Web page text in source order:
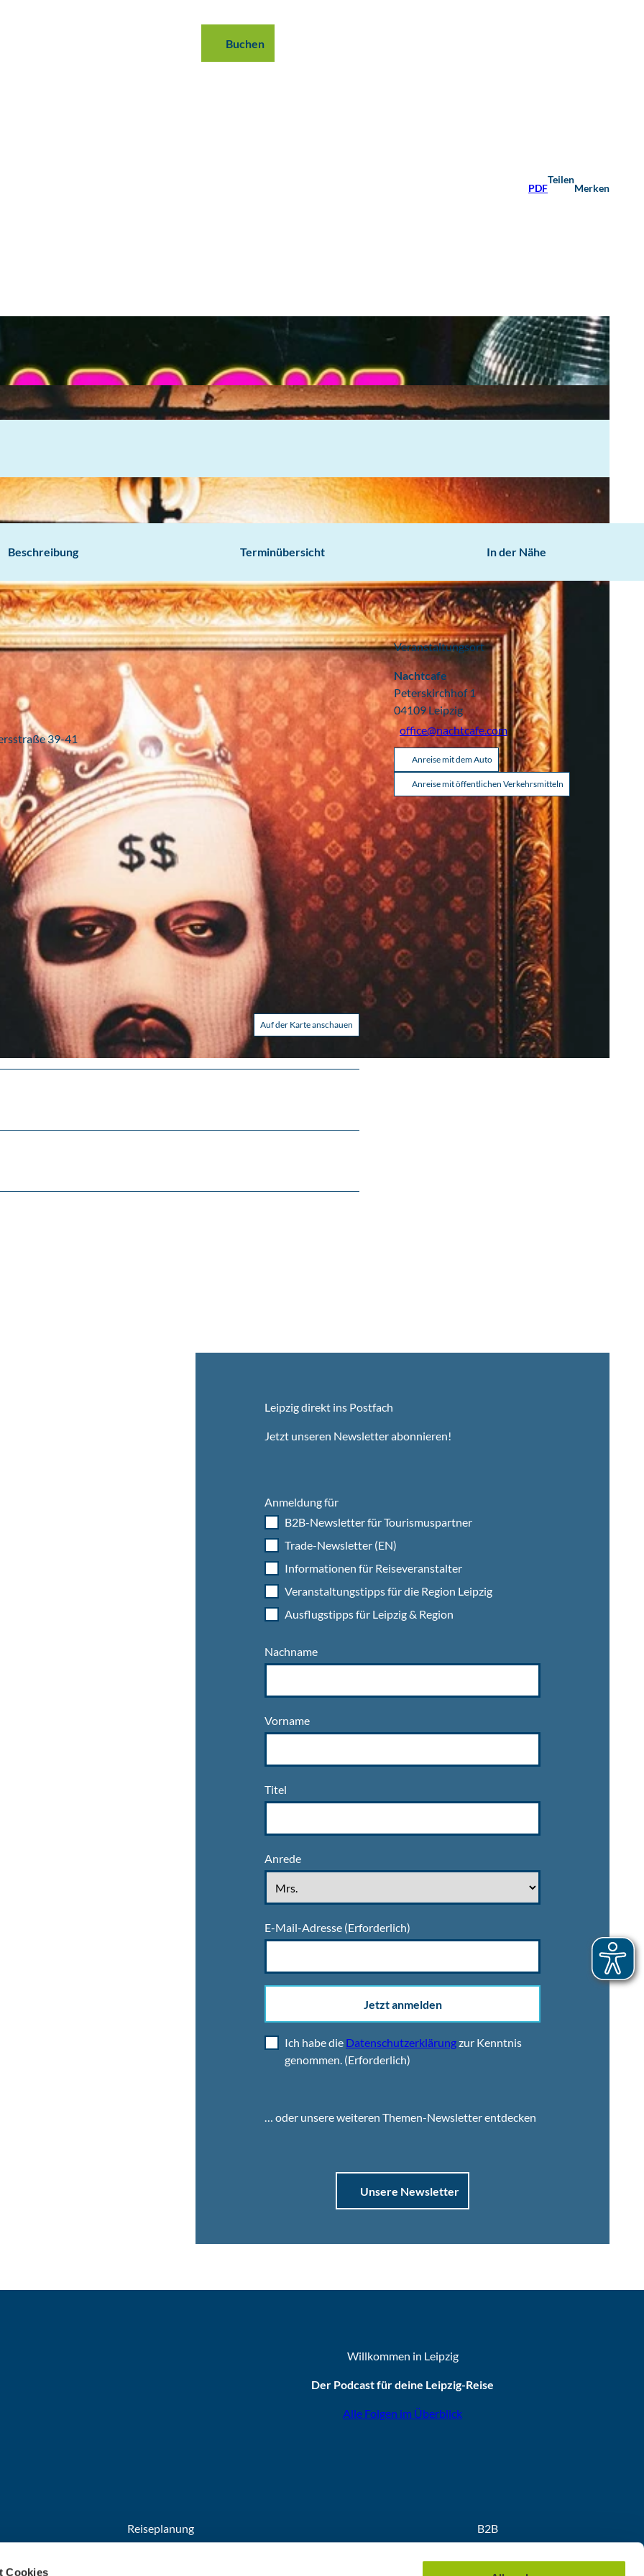
Cookies
Buchen
PDF
Teilen
Merken
Beschreibung Terminübersicht In der Nähe
39-41
Auf der Karte anschauen
Veranstaltungsort
Nachtcafe
Peterskirchhof 1
04109 Leipzig
office@nachtcafe.com
Anreise mit dem Auto
Anreise mit öffentlichen Verkehrsmitteln
Leipzig direkt ins Postfach
Jetzt unseren Newsletter abonnieren!
Anmeldung für
B2B-Newsletter für Tourismuspartner
Trade-Newsletter (EN)
Informationen für Reiseveranstalter
Veranstaltungstipps für die Region Leipzig
Ausflugstipps für Leipzig & Region
Nachname
Vorname
Titel
Anrede
E-Mail-Adresse (Erforderlich)
Jetzt anmelden
Ich habe die Datenschutzerklärungzur Kenntnis
genommen. (Erforderlich)
… oder unsere weiteren Themen-Newsletter entdecken
Unsere Newsletter
Willkommen in Leipzig
Der Podcast für deine Leipzig-Reise
Alle Folgen im Überblick
Reiseplanung B2B